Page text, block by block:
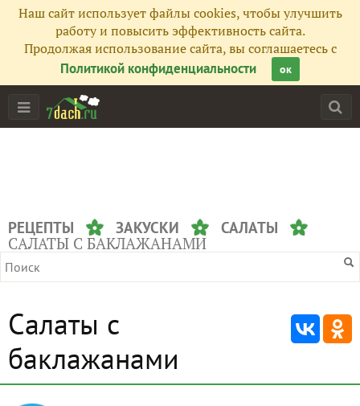
Наш сайт использует файлы cookies, чтобы улучшить
работу и повысить эффективность сайта.
Продолжая использование сайта, вы соглашаетесь с
Политикой конфиденциальности
ок
РЕЦЕПТЫ ЗАКУСКИ САЛАТЫ
САЛАТЫ С БАКЛАЖАНАМИ
Салаты с
баклажанами